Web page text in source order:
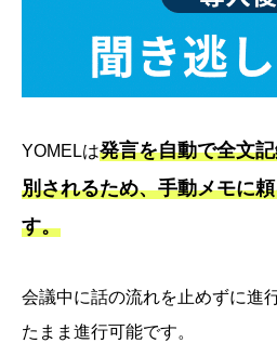
YOMELは発言を自動で全文
別されるため、手動メモに
す。
会議中に話の流れを止めずに進
たまま進行可能です。